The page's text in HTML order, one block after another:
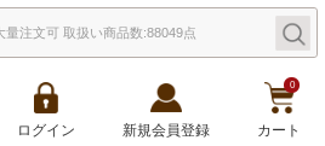
ログイン 新規会員登録
0
カート